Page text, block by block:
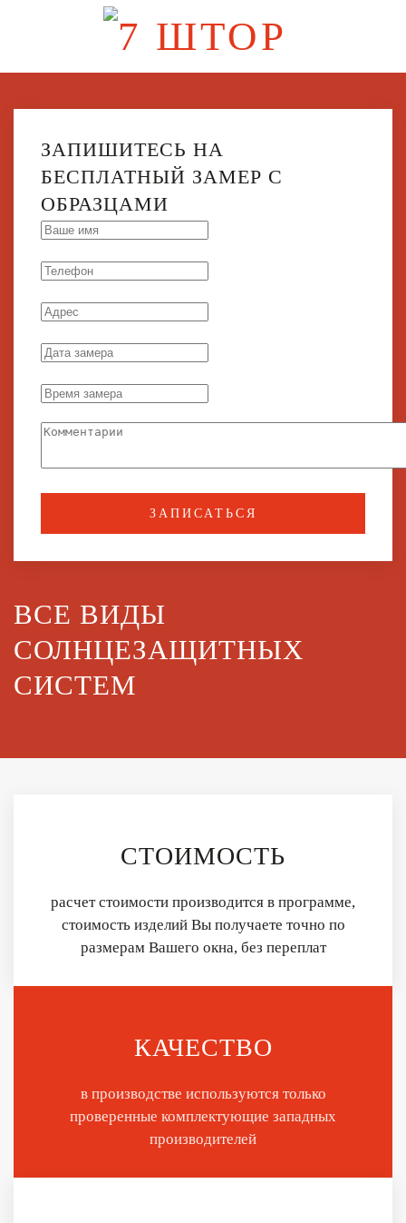
к
ЗАПИШИТЕСЬ НА
БЕСПЛАТНЫЙ ЗАМЕР С
ОБРАЗЦАМИ
ЗАПИСАТЬСЯ
ВСЕ ВИДЫ
СОЛНЦЕЗАЩИТНЫХ
СИСТЕМ
СТОИМОСТЬ
расчет стоимости производится в программе,
стоимость изделий Вы получаете точно по
размерам Вашего окна, без переплат
КАЧЕСТВО
в производстве используются только
проверенные комплектующие западных
производителей